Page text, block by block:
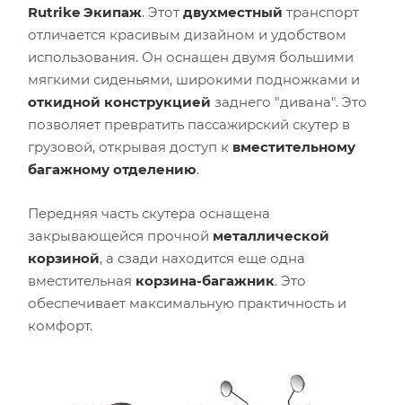
Rutrike Экипаж. Этот двухместный транспорт
отличается красивым дизайном и удобством
использования. Он оснащен двумя большими
мягкими сиденьями, широкими подножками и
откидной конструкцией заднего "дивана". Это
позволяет превратить пассажирский скутер в
грузовой, открывая доступ к вместительному
багажному отделению.
Передняя часть скутера оснащена
закрывающейся прочной металлической
корзиной, а сзади находится еще одна
вместительная корзина-багажник. Это
обеспечивает максимальную практичность и
комфорт.